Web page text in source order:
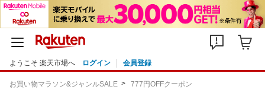
ようこそ 楽天市場へ ログイン 会員登録
お買い物マラソン&ジャンルSALE 777円OFFクーポン